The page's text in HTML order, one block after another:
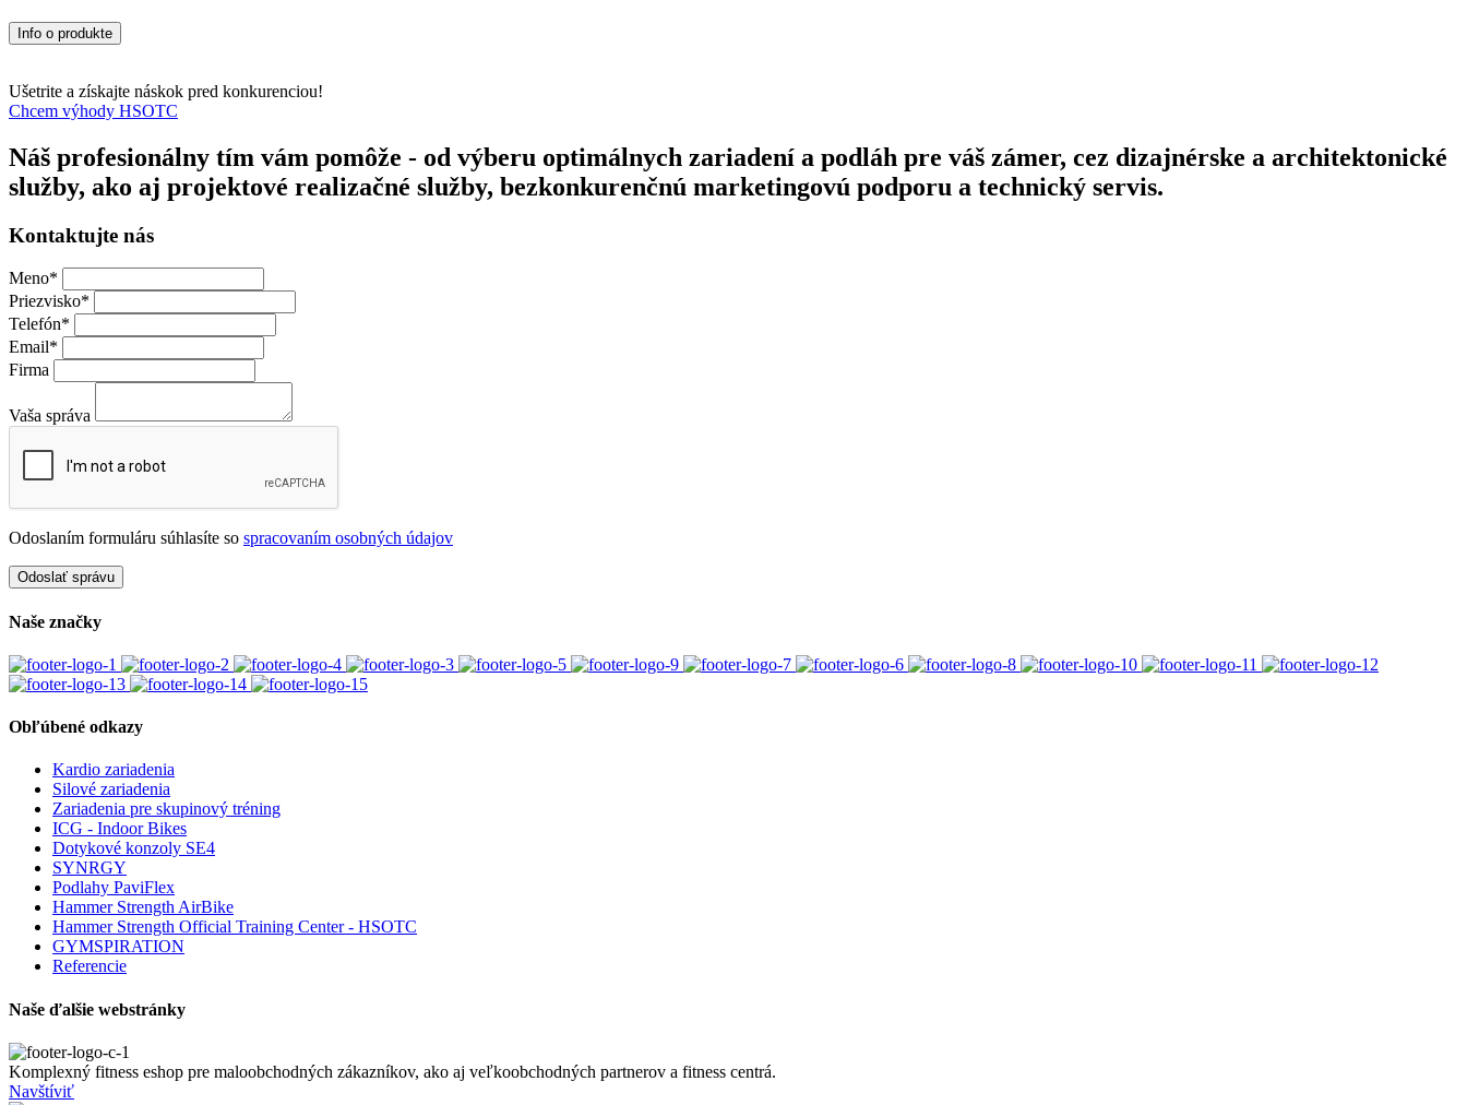
Info o produkte
Ušetrite a získajte náskok pred konkurenciou!
Chcem výhody HSOTC
Náš profesionálny tím vám pomôže - od výberu optimálnych zariadení a podláh pre váš zámer, cez dizajnérske a architektonické
služby, ako aj projektové realizačné služby, bezkonkurenčnú marketingovú podporu a technický servis.
Kontaktujte nás
Meno*
Priezvisko*
Telefón*
Email*
Firma
Vaša správa
Odoslaním formuláru súhlasíte so spracovaním osobných údajov
Naše značky
Obľúbené odkazy
Kardio zariadenia
Silové zariadenia
Zariadenia pre skupinový tréning
ICG - Indoor Bikes
Dotykové konzoly SE4
SYNRGY
Podlahy PaviFlex
Hammer Strength AirBike
Hammer Strength Official Training Center - HSOTC
GYMSPIRATION
Referencie
Naše ďalšie webstránky
Komplexný fitness eshop pre maloobchodných zákazníkov, ako aj veľkoobchodných partnerov a fitness centrá.
Navštíviť